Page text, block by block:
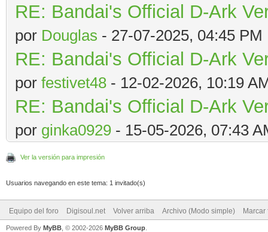
RE: Bandai's Official D-Ark
por Douglas - 27-07-2025, 04:45 PM
RE: Bandai's Official D-Ark
por festivet48 - 12-02-2026, 10:19
RE: Bandai's Official D-Ark
por ginka0929 - 15-05-2026, 07:43
Ver la versión para impresión
Usuarios navegando en este tema: 1 invitado(s)
Equipo del foro Digisoul.net Volver arriba Archivo (Modo simple) Marcar
Powered By MyBB , © 2002-2026 MyBB Group